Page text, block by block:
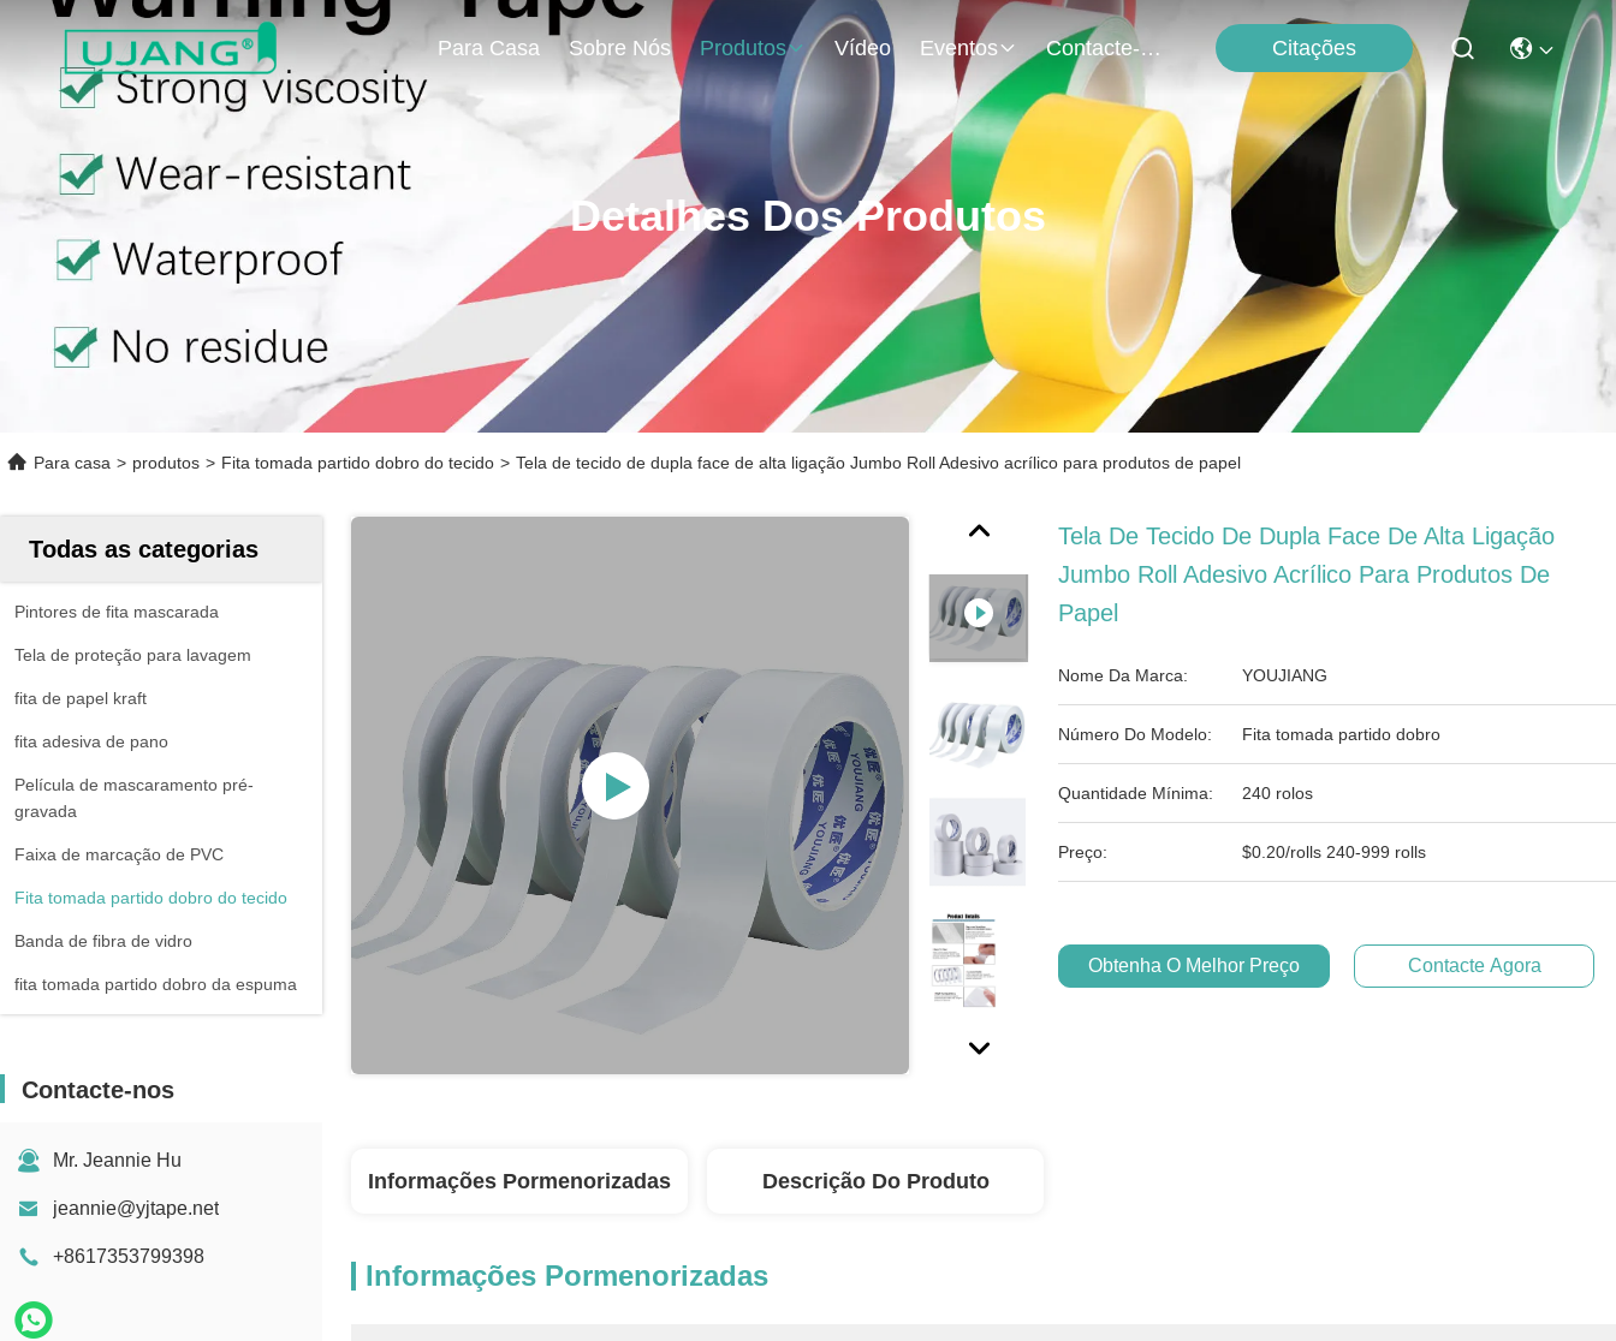
Para Casa Sobre Nós Produtos Vídeo Eventos Contacte-Nos Citações
Detalhes Dos Produtos
Para casa > produtos > Fita tomada partido dobro do tecido > Tela de tecido de dupla face de alta ligação Jumbo Roll Adesivo acrílico para produtos de papel
Todas as categorias
Pintores de fita mascarada
Tela de proteção para lavagem
fita de papel kraft
fita adesiva de pano
Película de mascaramento pré-
gravada
Faixa de marcação de PVC
Fita tomada partido dobro do tecido
Banda de fibra de vidro
fita tomada partido dobro da espuma
Contacte-nos
Mr. Jeannie Hu
jeannie@yjtape.net
+8617353799398
Tela De Tecido De Dupla Face De Alta Ligação
Jumbo Roll Adesivo Acrílico Para Produtos De
Papel
Nome Da Marca: YOUJIANG
Número Do Modelo: Fita tomada partido dobro
Quantidade Mínima: 240 rolos
Preço: $0.20/rolls 240-999 rolls
Obtenha O Melhor Preço Contacte Agora
Informações Pormenorizadas Descrição Do Produto
Informações Pormenorizadas